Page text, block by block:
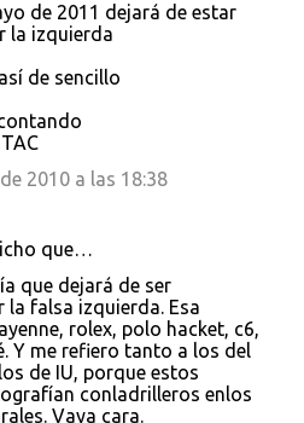
de 2011 dejará de estar
la izquierda
de sencillo
2010 a las 18:38
que…
que dejará de ser
la falsa izquierda. Esa
rolex, polo hacket, c6,
Y me refiero tanto a los del
de IU, porque estos
conladrilleros enlos
Vaya cara.